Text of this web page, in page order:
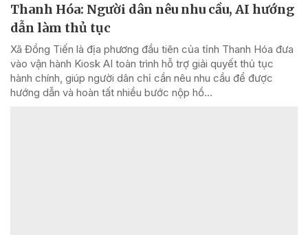
Thanh Hóa: Người dân nêu nhu cầu, AI hướng
dẫn làm thủ tục
Xã Đồng Tiến là địa phương đầu tiên của tỉnh Thanh Hóa đưa
vào vận hành Kiosk AI toàn trình hỗ trợ giải quyết thủ tục
hành chính, giúp người dân chỉ cần nêu nhu cầu để được
hướng dẫn và hoàn tất nhiều bước nộp hồ...